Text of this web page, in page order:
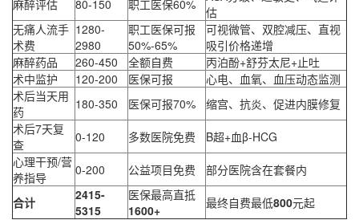
麻醉评估
80-150 职工医保60%
估
无痛人流手
术费
1280-
2980
职工医保可报
50%-65%
可视微管、双腔减压、直视
吸引价格递增
麻醉药品
260-450 全额自费
丙泊酚+舒芬太尼+止吐
术中监护
120-200 医保可报
心电、血氧、血压动态监测
术后当天用
药
180-350 医保可报70%
缩宫、抗炎、促进内膜修复
术后7天复
查
0-120 多数医院免费
B超+血β-HCG
心理干预/营
养指导
0-200 公益项目免费 部分医院含在套餐内
合计
2415-
5315
医保最高直抵
1600+
最终自费最低800元起